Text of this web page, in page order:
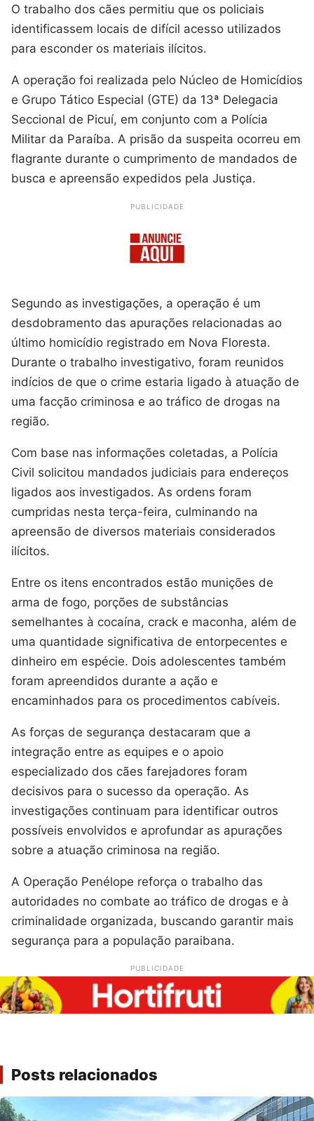
O trabalho dos cães permitiu que os policiais
identificassem locais de difícil acesso utilizados
para esconder os materiais ilícitos.
A operação foi realizada pelo Núcleo de Homicídios
e Grupo Tático Especial (GTE) da 13ª Delegacia
Seccional de Picuí, em conjunto com a Polícia
Militar da Paraíba. A prisão da suspeita ocorreu em
flagrante durante o cumprimento de mandados de
busca e apreensão expedidos pela Justiça.
PUBLICIDADE
Segundo as investigações, a operação é um
desdobramento das apurações relacionadas ao
último homicídio registrado em Nova Floresta.
Durante o trabalho investigativo, foram reunidos
indícios de que o crime estaria ligado à atuação de
uma facção criminosa e ao tráfico de drogas na
região.
Com base nas informações coletadas, a Polícia
Civil solicitou mandados judiciais para endereços
ligados aos investigados. As ordens foram
cumpridas nesta terça-feira, culminando na
apreensão de diversos materiais considerados
ilícitos.
Entre os itens encontrados estão munições de
arma de fogo, porções de substâncias
semelhantes à cocaína, crack e maconha, além de
uma quantidade significativa de entorpecentes e
dinheiro em espécie. Dois adolescentes também
foram apreendidos durante a ação e
encaminhados para os procedimentos cabíveis.
As forças de segurança destacaram que a
integração entre as equipes e o apoio
especializado dos cães farejadores foram
decisivos para o sucesso da operação. As
investigações continuam para identificar outros
possíveis envolvidos e aprofundar as apurações
sobre a atuação criminosa na região.
A Operação Penélope reforça o trabalho das
autoridades no combate ao tráfico de drogas e à
criminalidade organizada, buscando garantir mais
segurança para a população paraibana.
PUBLICIDADE
Posts relacionados